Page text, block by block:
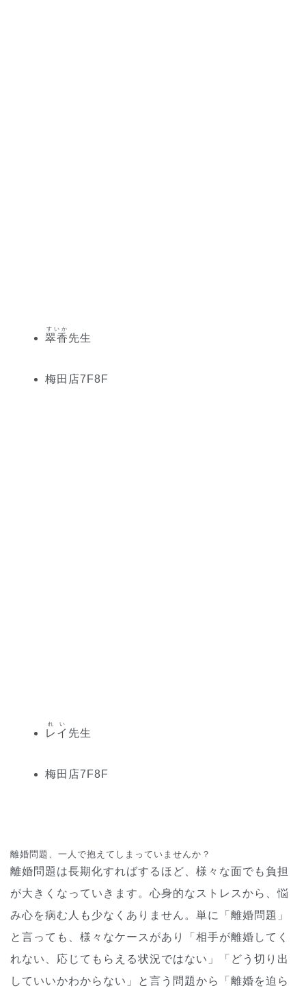
翠香
すいか
先生
梅田 店7 F8F
レイ
れい
先生
梅田 店7 F8F
離婚問題、一人で抱えてしまっていませんか？
離婚問題は長期化すればするほど、様々な面でも負担
が大きくなっていきます。心身的なストレスから、悩
み心を病む人も少なくありません。単に「離婚問題」
と言っても、様々なケースがあり「相手が離婚してく
れない、応じてもらえる状況ではない」「どう切り出
していいかわからない」と言う問題から「離婚を迫ら